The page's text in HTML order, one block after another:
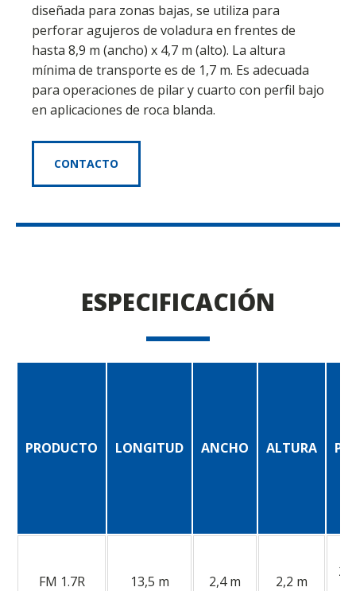
diseñada para zonas bajas, se utiliza para
perforar agujeros de voladura en frentes de
hasta 8,9 m (ancho) x 4,7 m (alto). La altura
mínima de transporte es de 1,7 m. Es adecuada
para operaciones de pilar y cuarto con perfil bajo
en aplicaciones de roca blanda.
CONTACTO
ESPECIFICACIÓN
PRODUCTO LONGITUD ANCHO ALTURA
FM 1.7R 13,5 m 2,4 m 2,2 m